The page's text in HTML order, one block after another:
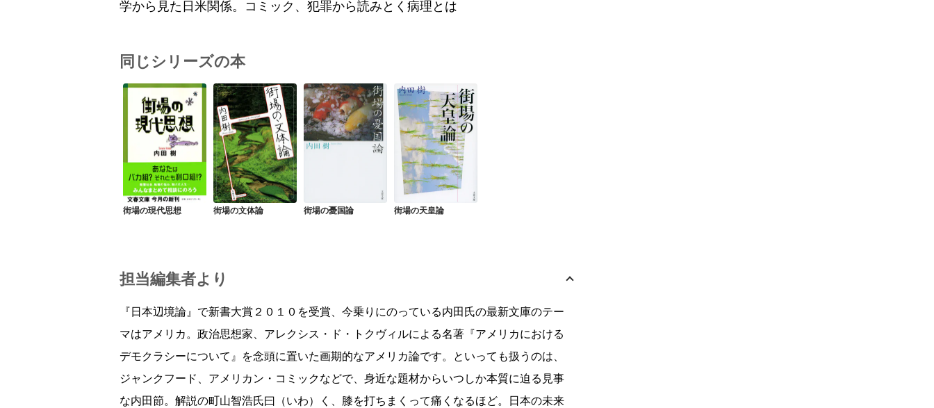
学から見た日米関係。コミック、犯罪から読みとく病理とは
同じシリーズの本
街場の現代思想 街場の文体論 街場の憂国論 街場の天皇論
担当編集者より
『日本辺境論』で新書大賞２０１０を受賞、今乗りにのっている内田氏の最新文庫のテー
マはアメリカ。政治思想家、アレクシス・ド・トクヴィルによる名著『アメリカにおける
デモクラシーについて』を念頭に置いた画期的なアメリカ論です。といっても扱うのは、
ジャンクフード、アメリカン・コミックなどで、身近な題材からいつしか本質に迫る見事
な内田節。解説の町山智浩氏曰（いわ）く、膝を打ちまくって痛くなるほど。日本の未来